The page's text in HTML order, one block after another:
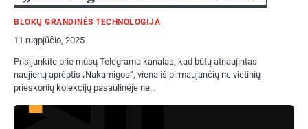
BLOKŲ GRANDINĖS TECHNOLOGIJA
11 rugpjūčio, 2025
Prisijunkite prie mūsų Telegrama kanalas, kad būtų atnaujintas
naujienų aprėptis „Nakamigos“, viena iš pirmaujančių ne vietinių
prieskonių kolekcijų pasaulinėje ne…